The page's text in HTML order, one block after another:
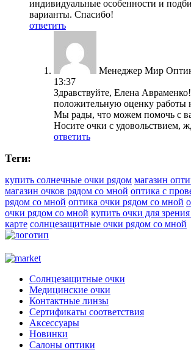
индивидуальные особенности и
варианты. Спасибо!
ответить
Менеджер Мир
13:37
Здравствуйте, Елена
положительную оценку работы
Мы рады, что можем помочь с
Носите очки с удовольствием,
ответить
Теги:
купить солнечные очки рядом магазин
магазин очков рядом со мной оптика с
рядом со мной оптика очки рядом со мной
очки рядом со мной купить очки для
карте солнцезащитные очки рядом со мной
Солнцезащитные очки
Медицинские очки
Контактные линзы
Сертификаты соответствия
Аксессуары
Новинки
Салоны оптики